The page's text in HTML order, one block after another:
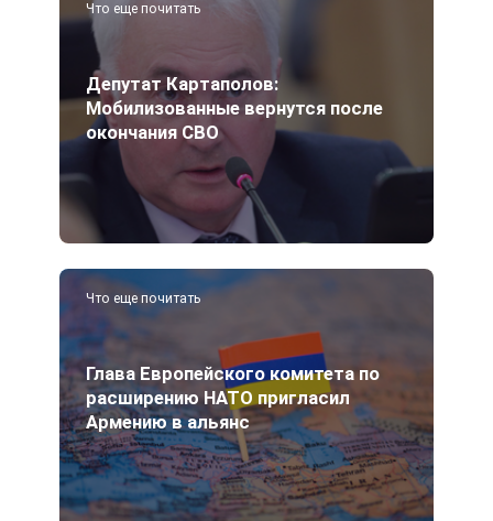
Что еще почитать
Депутат Картаполов:
Мобилизованные вернутся после
окончания СВО
Что еще почитать
Глава Европейского комитета по
расширению НАТО пригласил
Армению в альянс